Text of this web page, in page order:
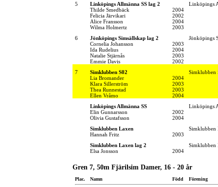
5
Linköpings Allmänna SS lag 2
Linköpings
Thilde Smedbäck
2004
Felicia Järvikari
2002
Alice Fransson
2004
Wilma Holmertz
2003
6
Jönköpings Simsällskap lag 2
Jönköpings
Cornelia Johansson
2003
Ida Rudelius
2004
Natalie Stjärnås
2003
Emmie Davis
2002
7
Simklubben S02
Simklubben
Lia Bromander
2004
Klara Sillerström
2003
Thea Runnestad
2003
Ellen Vråmo
2004
Linköpings Allmänna SS
Linköpings
Elin Gunnarsson
2002
Olivia Gustafsson
2004
Simklubben Laxen
Simklubben
Hannah Fritz
2003
Simklubben Laxen lag 2
Simklubben
Elsa Jonsson
2004
Gren 7, 50m Fjärilsim Damer, 16 - 20 år
Plac. Namn Född Förening